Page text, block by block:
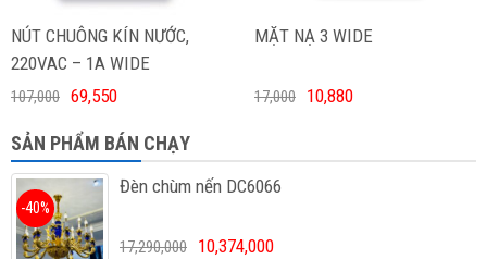
NÚT CHUÔNG KÍN NƯỚC,
220VAC – 1A WIDE
107,000 69,550
MẶT NẠ 3 WIDE
17,000 10,880
SẢN PHẨM BÁN CHẠY
Đèn chùm nến DC6066
-40%
17,290,000 10,374,000